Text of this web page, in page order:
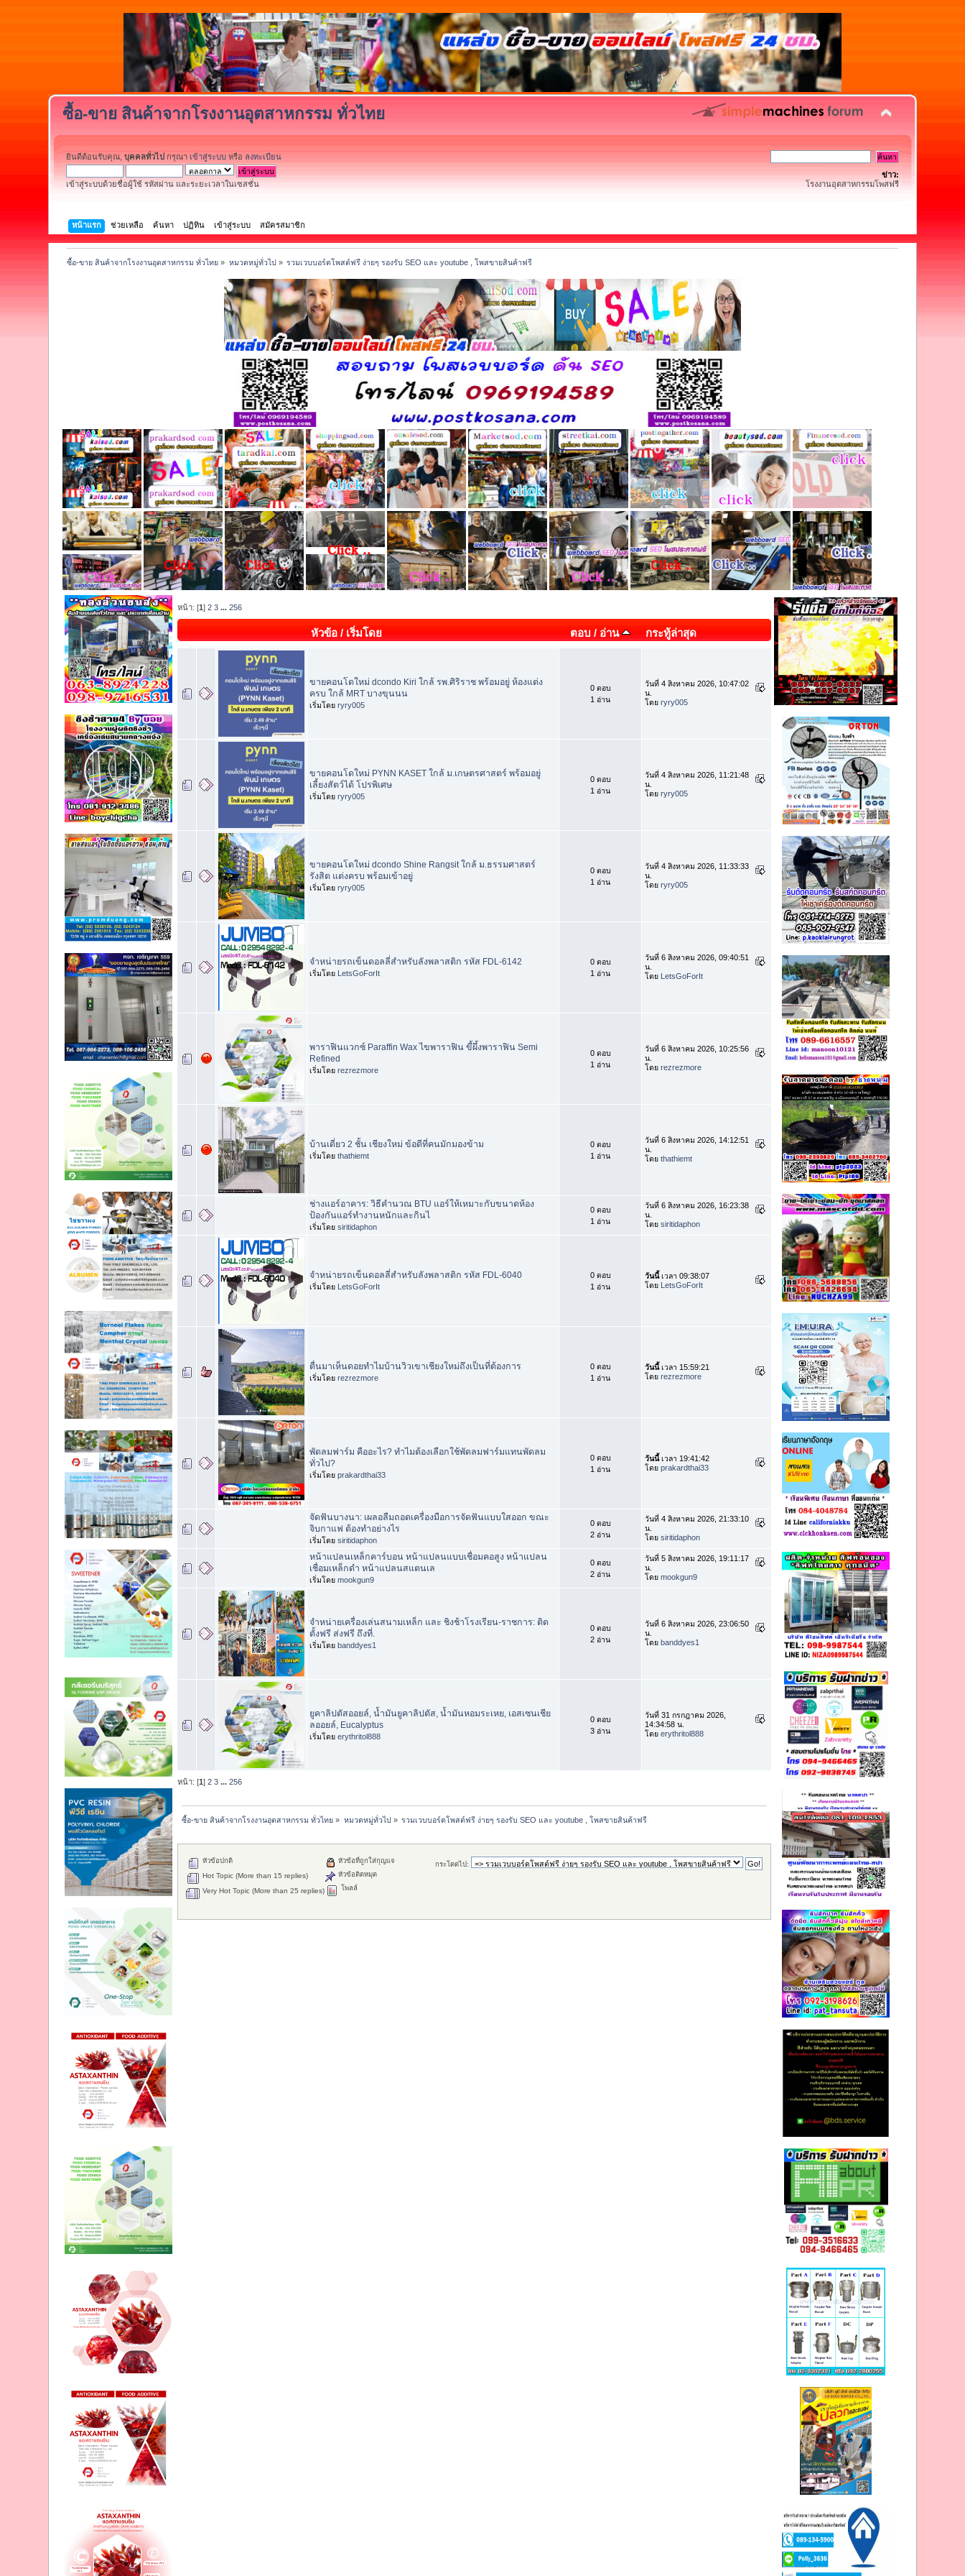
ซื้อ-ขาย สินค้าจากโรงงานอุตสาหกรรม ทั่วไทย
ยินดีต้อนรับคุณ,บุคคลทั่วไป กรุณา เข้าสู่ระบบ หรือ ลงทะเบียน
เข้าสู่ระบบด้วยชื่อผู้ใช้ รหัสผ่าน และระยะเวลาในเซสชั่น
ข่าว:
โรงงานอุตสาหกรรมโพสฟรี
หน้าแรก ช่วยเหลือ ค้นหา ปฏิทิน เข้าสู่ระบบ สมัครสมาชิก
ซื้อ-ขาย สินค้าจากโรงงานอุตสาหกรรม ทั่วไทย » หมวดหมู่ทั่วไป» รวมเวบบอร์ดโพสต์ฟรี ง่ายๆ รองรับ SEO และ youtube , โพสขายสินค้าฟรี
หน้า: [1]2 3 ...256
หัวข้อ / เริ่มโดย ตอบ/ อ่าน กระทู้ล่าสุด
ขายคอนโดใหม่ dcondo Kiri ใกล้ รพ.ศิริราช พร้อมอยู่ ห้องแต่ง
ครบ ใกล้ MRT บางขุนนน
เริ่มโดยryry005
0 ตอบ
1 อ่าน
วันที่ 4 สิงหาคม 2026, 10:47:02
น.
โดยryry005
ขายคอนโดใหม่ PYNN KASET ใกล้ ม.เกษตรศาสตร์ พร้อมอยู่
เลี้ยงสัตว์ได้ โปรพิเศษ
เริ่มโดยryry005
0 ตอบ
1 อ่าน
วันที่ 4 สิงหาคม 2026, 11:21:48
น.
โดยryry005
ขายคอนโดใหม่ dcondo Shine Rangsit ใกล้ ม.ธรรมศาสตร์
รังสิต แต่งครบ พร้อมเข้าอยู่
เริ่มโดยryry005
0 ตอบ
1 อ่าน
วันที่ 4 สิงหาคม 2026, 11:33:33
น.
โดยryry005
จำหน่ายรถเข็นดอลลี่สำหรับลังพลาสติก รหัส FDL-6142
เริ่มโดย LetsGoForIt
0 ตอบ
1 อ่าน
วันที่ 6 สิงหาคม 2026, 09:40:51
น.
โดย LetsGoForIt
พาราฟินแวกซ์ Paraffin Wax ไขพาราฟิน ขี้ผึ้งพาราฟิน Semi
Refined
เริ่มโดยrezrezmore
0 ตอบ
1 อ่าน
วันที่ 6 สิงหาคม 2026, 10:25:56
น.
โดยrezrezmore
บ้านเดี่ยว 2 ชั้น เชียงใหม่ ข้อดีที่คนมักมองข้าม
เริ่มโดยthathiemt
0 ตอบ
1 อ่าน
วันที่ 6 สิงหาคม 2026, 14:12:51
น.
โดยthathiemt
ช่างแอร์อาคาร: วิธีคำนวณ BTU แอร์ให้เหมาะกับขนาดห้อง
ป้องกันแอร์ทำงานหนักและกินไ
เริ่มโดยsiritidaphon
0 ตอบ
1 อ่าน
วันที่ 6 สิงหาคม 2026, 16:23:38
น.
โดยsiritidaphon
จำหน่ายรถเข็นดอลลี่สำหรับลังพลาสติก รหัส FDL-6040
เริ่มโดย LetsGoForIt
0 ตอบ
1 อ่าน
วันนี้เวลา 09:38:07
โดย LetsGoForIt
ตื่นมาเห็นดอยทำไมบ้านวิวเขาเชียงใหม่ถึงเป็นที่ต้องการ
เริ่มโดยrezrezmore
0 ตอบ
1 อ่าน
วันนี้เวลา 15:59:21
โดยrezrezmore
พัดลมฟาร์ม คืออะไร? ทำไมต้องเลือกใช้พัดลมฟาร์มแทนพัดลม
ทั่วไป?
เริ่มโดยprakardthai33
0 ตอบ
1 อ่าน
วันนี้เวลา 19:41:42
โดยprakardthai33
จัดฟันบางนา: เผลอลืมถอดเครื่องมือการจัดฟันแบบใสออก ขณะ
จิบกาแฟ ต้องทำอย่างไร
เริ่มโดยsiritidaphon
0 ตอบ
2 อ่าน
วันที่ 4 สิงหาคม 2026, 21:33:10
น.
โดยsiritidaphon
หน้าแปลนเหล็กคาร์บอน หน้าแปลนแบบเชื่อมคอสูง หน้าแปลน
เชื่อมเหล็กดำ หน้าแปลนสแตนเล
เริ่มโดยmookgun9
0 ตอบ
2 อ่าน
วันที่ 5 สิงหาคม 2026, 19:11:17
น.
โดยmookgun9
จำหน่ายเครื่องเล่นสนามเหล็ก และ ชิงช้าโรงเรียน-ราชการ: ติด
ตั้งฟรี ส่งฟรี ถึงที่.
เริ่มโดยbanddyes1
0 ตอบ
2 อ่าน
วันที่ 6 สิงหาคม 2026, 23:06:50
น.
โดยbanddyes1
ยูคาลิปตัสออยล์, น้ำมันยูคาลิปตัส, น้ำมันหอมระเหย, เอสเซนเชีย
ลออยล์, Eucalyptus
เริ่มโดยerythritol888
0 ตอบ
3 อ่าน
วันที่ 31 กรกฎาคม 2026,
14:34:58 น.
โดยerythritol888
หน้า: [1]2 3 ...256
ซื้อ-ขาย สินค้าจากโรงงานอุตสาหกรรม ทั่วไทย » หมวดหมู่ทั่วไป » รวมเวบบอร์ดโพสต์ฟรี ง่ายๆ รองรับ SEO และ youtube , โพสขายสินค้าฟรี
กระโดดไป:
หัวข้อปกติ
Hot Topic (More than 15 replies)
Very Hot Topic (More than 25 replies)
หัวข้อที่ถูกใส่กุญแจ
หัวข้อติดหมุด
โพลล์